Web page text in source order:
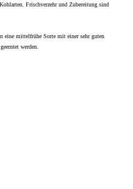
Frischverzehr und Zubereitung sind
eine mittelfrühe Sorte mit einer sehr guten
werden.